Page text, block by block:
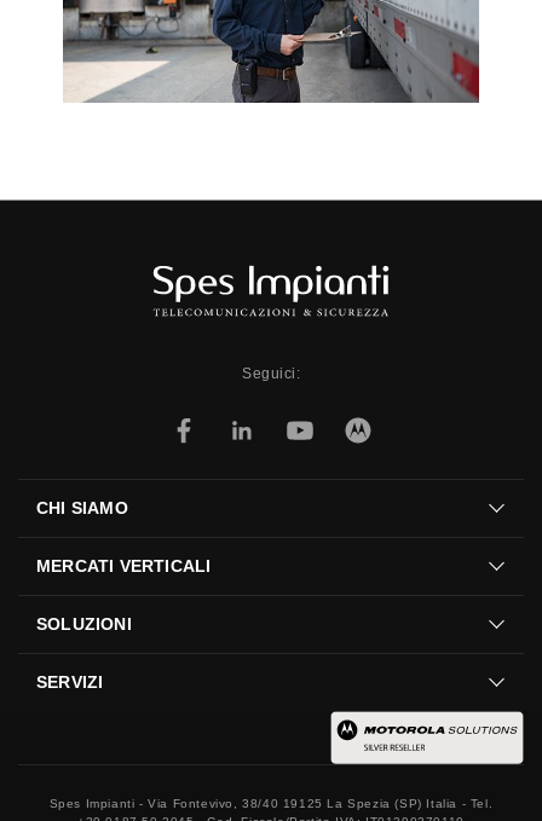
Seguici:
CHI SIAMO
MERCATI VERTICALI
SOLUZIONI
SERVIZI
Spes Impianti - Via Fontevivo, 38/40 19125 La Spezia (SP) Italia - Tel.